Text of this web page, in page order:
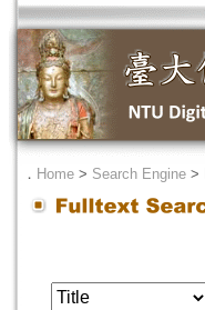
． Home > Search Engine >